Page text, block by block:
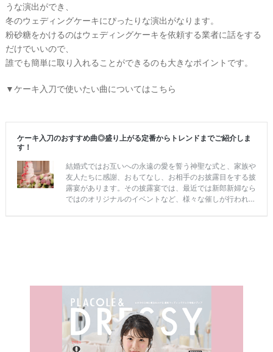
うな演出ができ、
冬のウェディングケーキにぴったりな演出がなります。
粉砂糖をかけるのはウェディングケーキを依頼する業者に話をする
だけでいいので、
誰でも簡単に取り入れることができるのも大きなポイントです。
▼ケーキ入刀で使いたい曲についてはこちら